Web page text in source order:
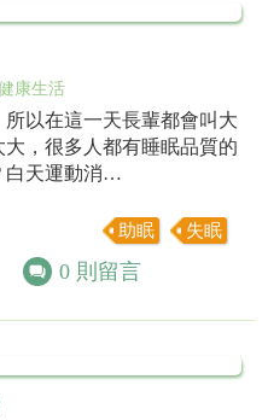
康生活
以在這一天長輩都會叫大
，很多人都有睡眠品質的
白天運動消…
助眠 失眠
0 則留言